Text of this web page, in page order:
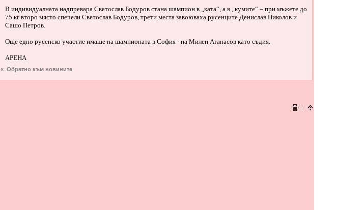
В индивидуалната надпревара Светослав Бодуров стана шампион в „ката“, а в „кумите“ – при мъжете до
75 кг второ място спечели Светослав Бодуров, трети места завоюваха русенците Денислав Николов и
Сашо Петров.
Още едно русенско участие имаше на шампионата в София - на Милен Атанасов като съдия.
АРЕНА
« Обратно към новините